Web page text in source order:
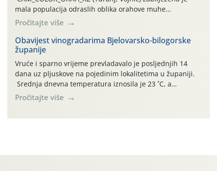
mala populacija odraslih oblika orahove muhe
(Rhagoletis completa). Niska brojnost može se objasniti
činjenicom da je riječ o mladim nasadima s vrlo malim
urodom, što je povezano i s manjim brojem prezimjelih
jedinki. U starijim nasadima, na žutim ljepljivim Rebell
pločama s […]
Pročitajte više
Obavijest vinogradarima Bjelovarsko-bilogorske
županije
Vruće i sparno vrijeme prevladavalo je posljednjih 14
dana uz pljuskove na pojedinim lokalitetima u županiji.
Srednja dnevna temperatura iznosila je 23 ˚C, a
maksimalne su posljednjih dana dosezale do 35 ˚C.
Simptome plamenjače vinove loze (Plasmoparas
Pročitajte više